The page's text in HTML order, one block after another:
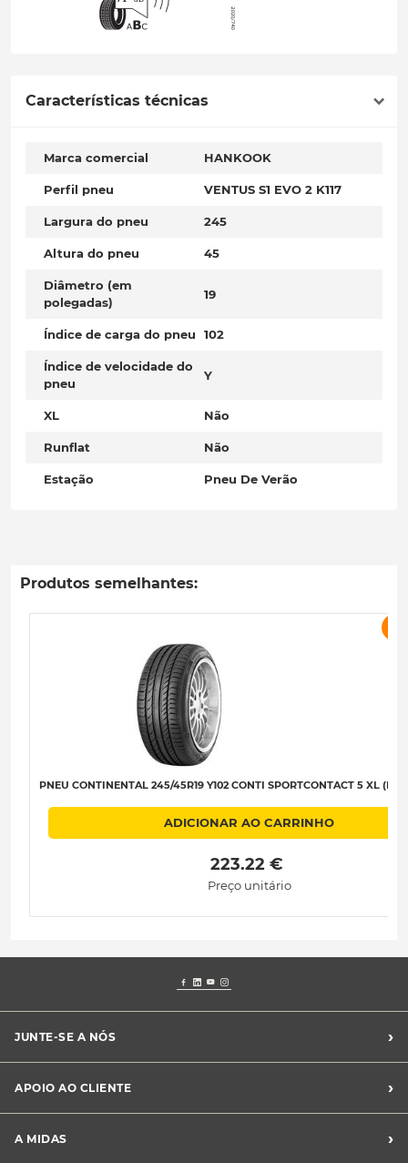
Características técnicas
Marca comercial HANKOOK
Perfil pneu VENTUS S1 EVO 2 K117
Largura do pneu 245
Altura do pneu 45
Diâmetro (em
polegadas)
19
Índice de carga do pneu 102
Índice de velocidade do
pneu
Y
XL Não
Runflat Não
Estação Pneu De Verão
Produtos semelhantes:
PNEU CONTINENTAL 245/45R19 Y102 CONTI SPORTCONTACT 5 XL
ADICIONAR AO CARRINHO
223.22 €
Preço unitário
JUNTE-SE A NÓS ›
Franchising Midas
APOIO AO CLIENTE ›
Livro de Reclamações
A MIDAS ›